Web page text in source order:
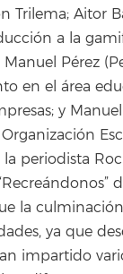
Trilema; Aitor
a la
Manuel Pérez
en el área
y
periodista
la
ya que
impartido